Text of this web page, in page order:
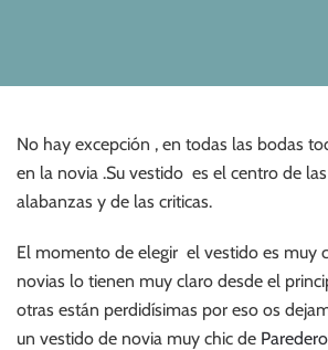
No hay excepción , en todas las bodas
en la novia .Su vestido es el centro de
alabanzas y de las criticas.
El momento de elegir el vestido es muy
novias lo tienen muy claro desde el
otras están perdidísimas por eso os
un vestido de novia muy chic de